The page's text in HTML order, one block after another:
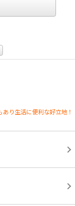
り生活に便利な好立地！